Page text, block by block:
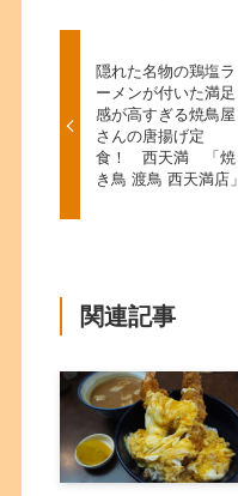
隠れた名物の鶏塩ラ
ーメンが付いた満足
感が高すぎる焼鳥屋
さんの唐揚げ定
食！ 西天満 「焼
き鳥 渡鳥 西天満店」
関連記事